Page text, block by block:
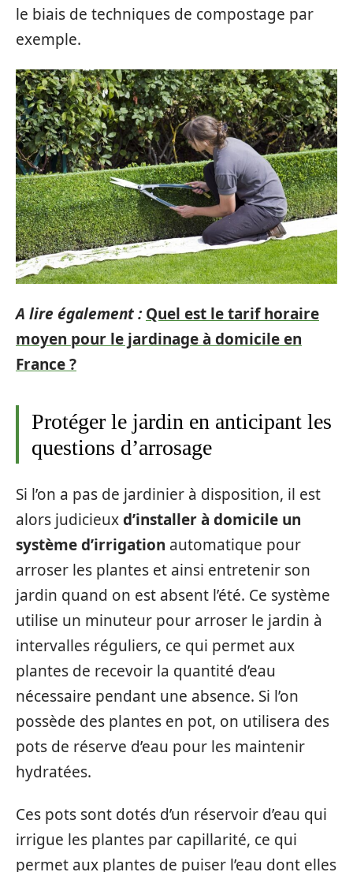
le biais de techniques de compostage par
exemple.
A lire également : Quel est le tarif horaire
moyen pour le jardinage à domicile en
France ?
Protéger le jardin en anticipant les
questions d’arrosage
Si l’on a pas de jardinier à disposition, il est
alors judicieuxd’installer à domicile un
système d’irrigation automatique pour
arroser les plantes et ainsi entretenir son
jardin quand on est absent l’été. Ce système
utilise un minuteur pour arroser le jardin à
intervalles réguliers, ce qui permet aux
plantes de recevoir la quantité d’eau
nécessaire pendant une absence. Si l’on
possède des plantes en pot, on utilisera des
pots de réserve d’eau pour les maintenir
hydratées.
Ces pots sont dotés d’un réservoir d’eau qui
irrigue les plantes par capillarité, ce qui
permet aux plantes de puiser l’eau dont elles